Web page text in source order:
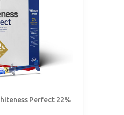
Perfect 22%